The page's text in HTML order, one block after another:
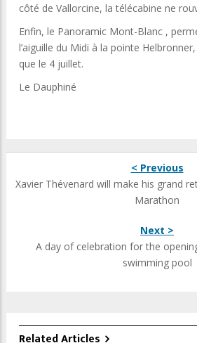
côté de Vallorcine, la télécabine ne
Enfin, le Panoramic Mont-Blanc ,
l’aiguille du Midi à la pointe
que le 4 juillet.
Le Dauphiné
< Previous
Xavier Thévenard will make his grand
Marathon
Next >
A day of celebration for the
swimming pool